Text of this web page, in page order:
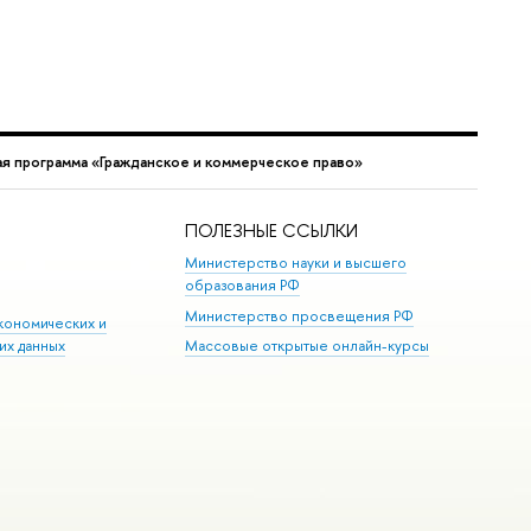
программа «Гражданское и коммерческое право»
и
данных
ПОЛЕЗНЫЕ ССЫЛКИ
Министерство науки и высшего
образования РФ
Министерство просвещения РФ
Массовые открытые онлайн-курсы